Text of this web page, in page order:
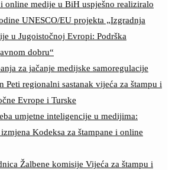
online medije u BiH uspješno realiziralo
UNESCO/EU projekta „Izgradnja
u Jugoistočnoj Evropi: Podrška
dobru“
za jačanje medijske samoregulacije
Peti regionalni sastanak vijeća za štampu i
Evrope i Turske
umjetne inteligencije u medijima:
Kodeksa za štampane i online
Žalbene komisije Vijeća za štampu i